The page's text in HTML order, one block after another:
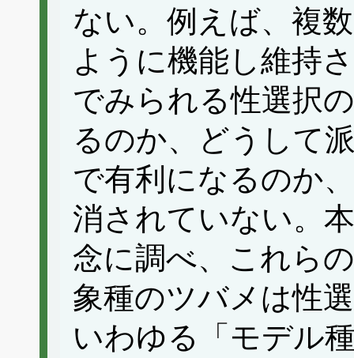
ない。例えば、複
ように機能し維持
でみられる性選択
るのか、どうして
で有利になるのか
消されていない。
念に調べ、これら
象種のツバメは性
いわゆる「モデル